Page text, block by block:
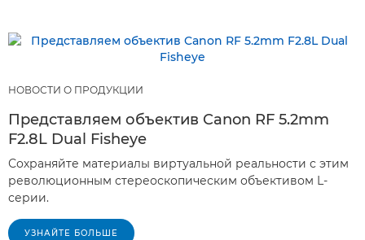
НОВОСТИ О ПРОДУКЦИИ
Представляем объектив Canon RF 5.2mm
F2.8L Dual Fisheye
Сохраняйте материалы виртуальной реальности с этим
революционным стереоскопическим объективом L-
серии.
УЗНАЙТЕ БОЛЬШЕ